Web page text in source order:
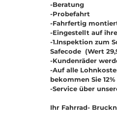
-Beratung
-Probefahrt
-Fahrfertig
-Eingestellt auf
-1.Inspektion zum
Safecode (Wert
-Kundenräder
-Auf alle
bekommen Sie
-Service über
Ihr Fahrrad-